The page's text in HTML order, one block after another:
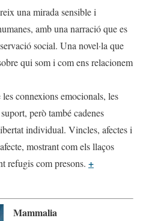
una mirada sensible i
amb una narració que es
social. Una novel·la que
qui som i com ens relacionem
connexions emocionals, les
però també cadenes
individual. Vincles, afectes i
mostrant com els llaços
refugis com presons. +
Mammalia